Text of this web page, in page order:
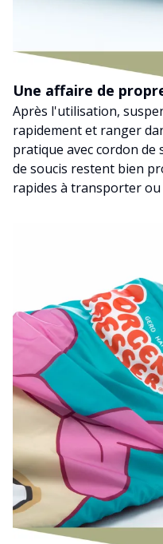
Une affaire de
Après l'utilisation,
rapidement et ranger
pratique avec cordon de
de soucis restent bien
rapides à transporter ou